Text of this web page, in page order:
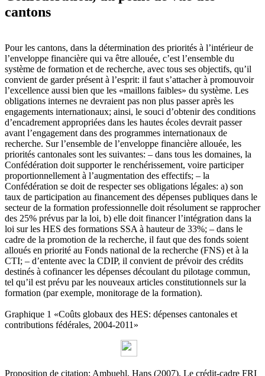
cantons
Pour les cantons, dans la détermination des priorités à l’intérieur de
l’enveloppe financière qui va être allouée, c’est l’ensemble du
système de formation et de recherche, avec tous ses objectifs, qu’il
convient de garder présent à l’esprit: il faut s’attacher à promouvoir
l’excellence aussi bien que les «maillons faibles» du système. Les
obligations internes ne devraient pas non plus passer après les
engagements internationaux; ainsi, le souci d’obtenir des conditions
d’encadrement appropriées dans les hautes écoles devrait passer
avant l’engagement dans des programmes internationaux de
recherche. Sur l’ensemble de l’enveloppe financière allouée, les
priorités cantonales sont les suivantes: – dans tous les domaines, la
Confédération doit supporter le renchérissement, voire participer
proportionnellement à l’augmentation des effectifs; – la
Confédération se doit de respecter ses obligations légales: a) son
taux de participation au financement des dépenses publiques dans le
secteur de la formation professionnelle doit résolument se rapprocher
des 25% prévus par la loi, b) elle doit financer l’intégration dans la
loi sur les HES des formations SSA à hauteur de 33%; – dans le
cadre de la promotion de la recherche, il faut que des fonds soient
alloués en priorité au Fonds national de la recherche (FNS) et à la
CTI; – d’entente avec la CDIP, il convient de prévoir des crédits
destinés à cofinancer les dépenses découlant du pilotage commun,
tel qu’il est prévu par les nouveaux articles constitutionnels sur la
formation (par exemple, monitorage de la formation).
Graphique 1 «Coûts globaux des HES: dépenses cantonales et
contributions fédérales, 2004-2011»
Proposition de citation: Ambuehl, Hans (2007). Le crédit-cadre FRI